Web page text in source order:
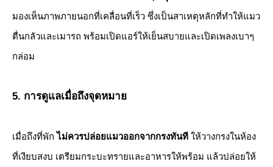
มองเห็นภาพภายนอกที่เคลื่อนที่เร็ว ซึ่งเป็นสาเหตุหลักที่ทำให้แมว
ตื่นกลัวและเมารถ พร้อมเปิดแอร์ให้เย็นสบายและเปิดเพลงเบาๆ
กล่อม
5. การดูแลเมื่อถึงจุดหมาย
​เมื่อถึงที่พักไม่ควรปล่อยแมวออกจากกรงทันที ให้วางกรงในห้อง
ที่เงียบสงบ เตรียมกระบะทรายและอาหารให้พร้อม แล้วปล่อยให้